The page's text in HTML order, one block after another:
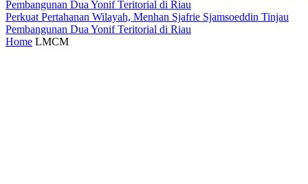
Perkuat Pertahanan Wilayah, Menhan Sjafrie Sjamsoeddin Tinjau
Pembangunan Dua Yonif Teritorial di Riau
Home LMCM